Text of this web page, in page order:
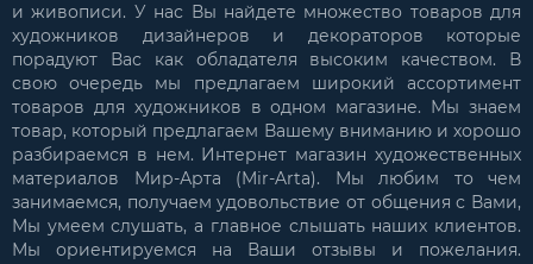
и живописи. У нас Вы найдете множество товаров для
художников дизайнеров и декораторов которые
порадуют Вас как обладателя высоким качеством. В
свою очередь мы предлагаем широкий ассортимент
товаров для художников в одном магазине. Мы знаем
товар, который предлагаем Вашему вниманию и хорошо
разбираемся в нем. Интернет магазин художественных
материалов Мир-Арта (Mir-Arta). Мы любим то чем
занимаемся, получаем удовольствие от общения с Вами,
Мы умеем слушать, а главное слышать наших клиентов.
Мы ориентируемся на Ваши отзывы и пожелания.